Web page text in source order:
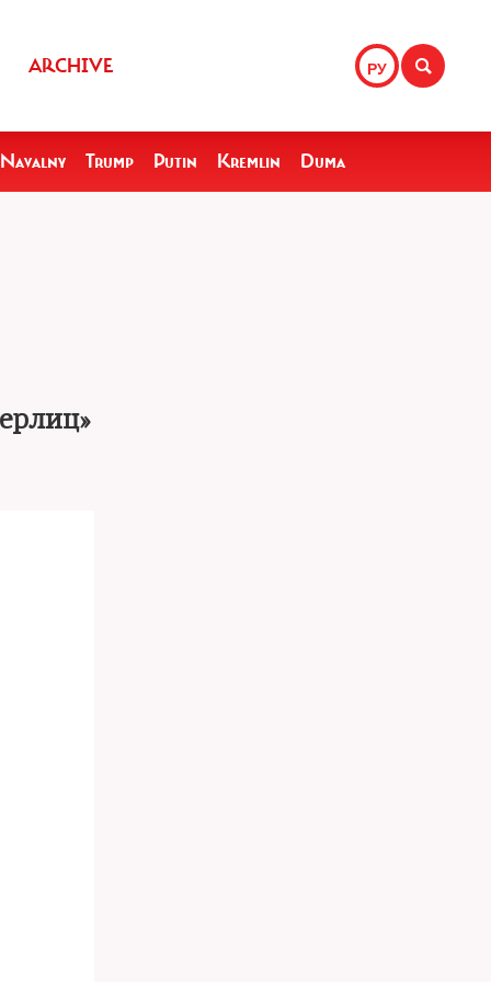
РУ
ARCHIVE
Navalny Trump Putin Kremlin Duma